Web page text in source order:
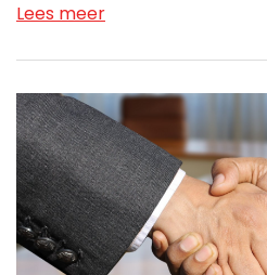
Lees meer